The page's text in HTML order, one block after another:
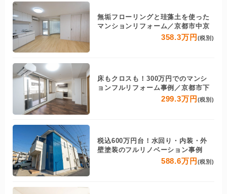
無垢フローリングと珪藻土を使った
マンションリフォーム／京都市中京
358.3万円 (税別)
床もクロスも！300万円でのマンシ
ョンフルリフォーム事例／京都市下
299.3万円 (税別)
税込600万円台！水回り・内装・外
壁塗装のフルリノベーション事例
588.6万円 (税別)